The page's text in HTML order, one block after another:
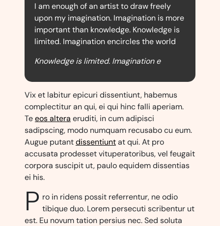
I am enough of an artist to draw freely
upon my imagination. Imagination is more
important than knowledge. Knowledge is
limited. Imagination encircles the world
Knowledge is limited. Imagination e
Vix et labitur epicuri dissentiunt, habemus
complectitur an qui, ei qui hinc falli aperiam.
Teeos altera eruditi, in cum adipisci
sadipscing, modo numquam recusabo cu eum.
Augue putantdissentiuntat qui. At pro
accusata prodesset vituperatoribus, vel feugait
corpora suscipit ut, paulo equidem dissentias
ei his.
P ro in ridens possit referrentur, ne odio
tibique duo. Lorem persecuti scribentur ut
est. Eu novum tation persius nec. Sed soluta